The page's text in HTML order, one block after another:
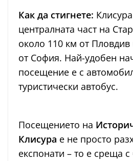
Как да стигнете:
централната част на
около 110 км от
от София. Най-удобен
посещение е с
туристически автобус.
Посещението на
Клисура е не просто
експонати – то е среща